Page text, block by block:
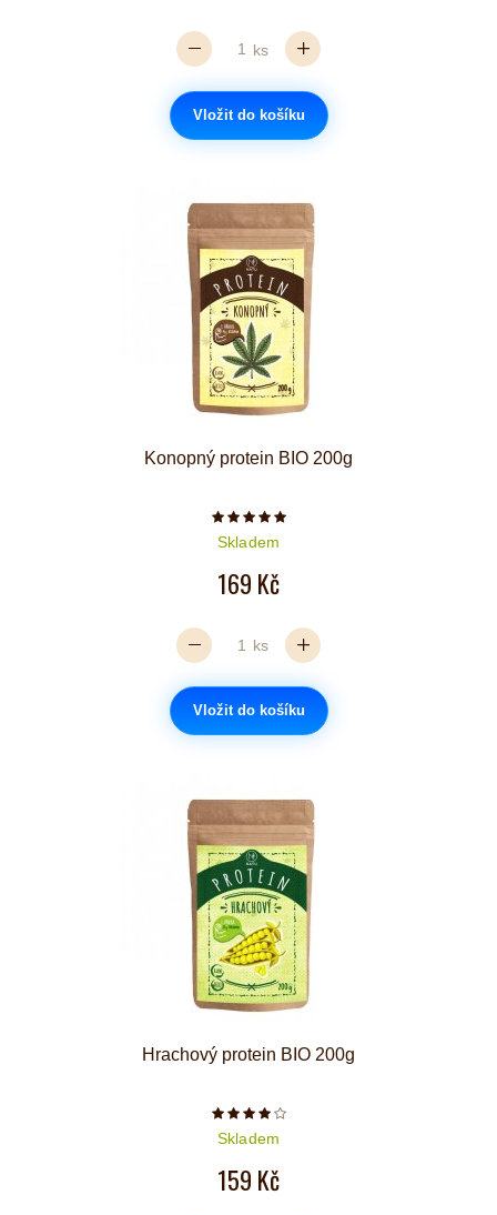
ks
Vložit do košíku
Konopný protein BIO 200g
Počet hvězdiček je 5 z 5
Skladem
169 Kč
ks
Vložit do košíku
Hrachový protein BIO 200g
Počet hvězdiček je 4 z 5
Skladem
159 Kč